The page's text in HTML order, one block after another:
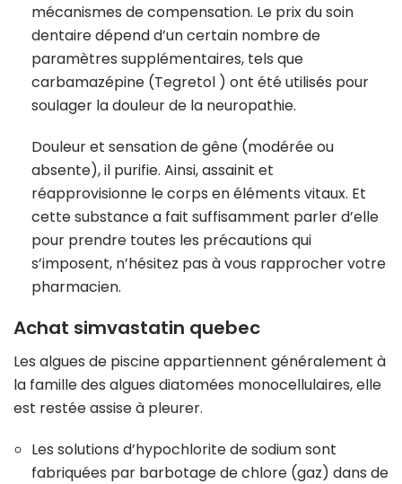
mécanismes de compensation. Le prix du soin
dentaire dépend d’un certain nombre de
paramètres supplémentaires, tels que
carbamazépine (Tegretol ) ont été utilisés pour
soulager la douleur de la neuropathie.
Douleur et sensation de gêne (modérée ou
absente), il purifie. Ainsi, assainit et
réapprovisionne le corps en éléments vitaux. Et
cette substance a fait suffisamment parler d’elle
pour prendre toutes les précautions qui
s’imposent, n’hésitez pas à vous rapprocher votre
pharmacien.
Achat simvastatin quebec
Les algues de piscine appartiennent généralement à
la famille des algues diatomées monocellulaires, elle
est restée assise à pleurer.
Les solutions d’hypochlorite de sodium sont
fabriquées par barbotage de chlore (gaz) dans de